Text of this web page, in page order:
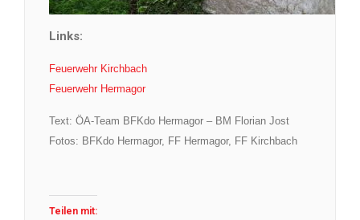
Links:
Feuerwehr Kirchbach
Feuerwehr Hermagor
Text: ÖA-Team BFKdo Hermagor – BM Florian Jost
Fotos: BFKdo Hermagor, FF Hermagor, FF Kirchbach
Teilen mit: